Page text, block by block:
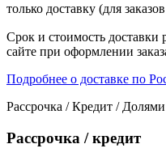
только доставку (для
Срок и стоимость доставки
сайте при оформлении
Подробнее о доставке по
Рассрочка / Кредит /
Рассрочка / кредит